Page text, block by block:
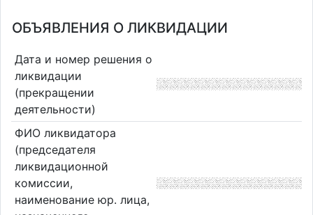
ОБЪЯВЛЕНИЯ О ЛИКВИДАЦИИ
Дата и номер решения о
ликвидации
(прекращении
деятельности)
ФИО ликвидатора
(председателя
ликвидационной
комиссии,
наименование юр. лица,